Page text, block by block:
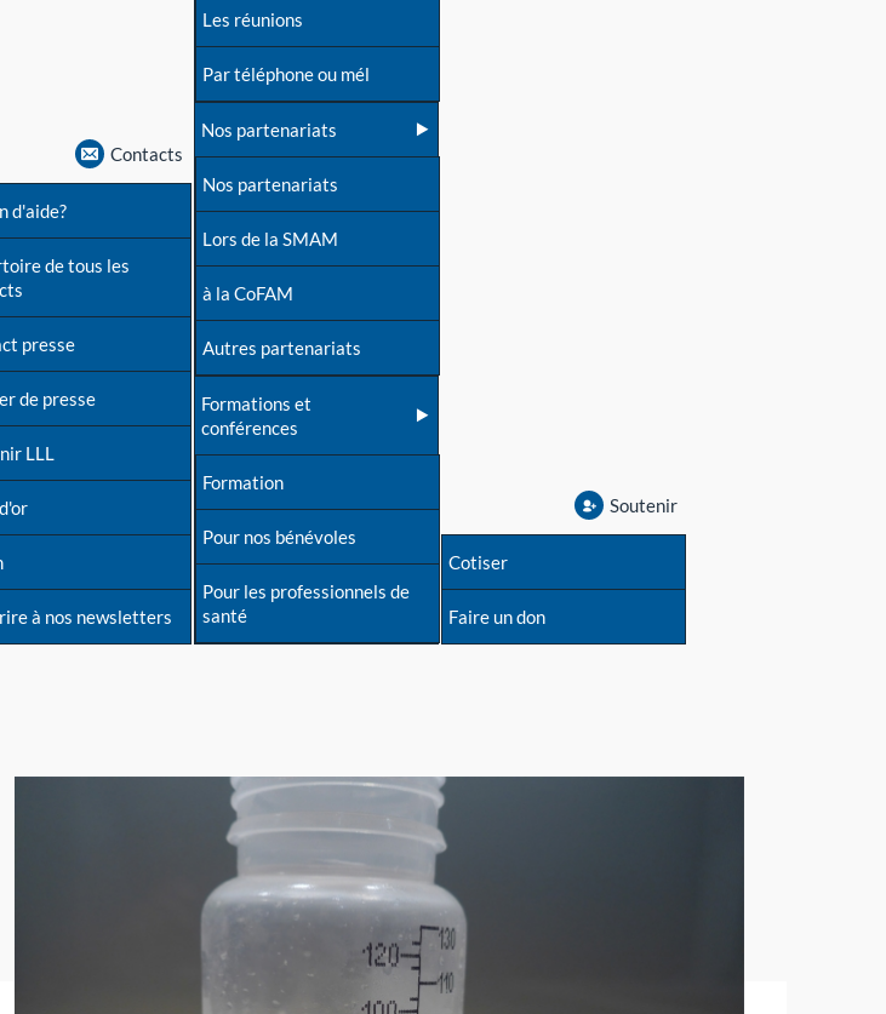
Contacts
d'aide?
de tous les
presse
de presse
LLL
à nos newsletters
Les réunions
Par téléphone ou mél
Nos partenariats
Nos partenariats
Lors de la SMAM
à la CoFAM
Autres partenariats
Formations et
conférences
Formation
Pour nos bénévoles
Pour les professionnels de
santé
Soutenir
Cotiser
Faire un don